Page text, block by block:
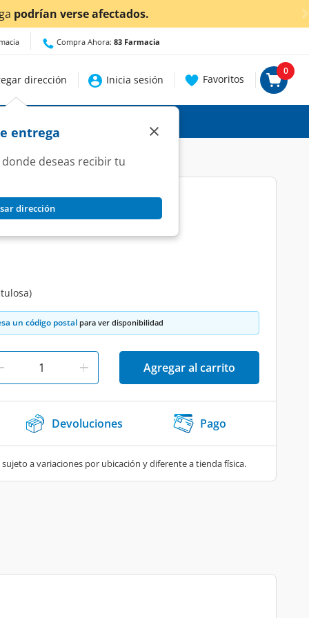
¡Ahora también en Aguascalientes!
Compra Ahora: 83 Farmacia
dirección
entrega
deseas recibir tu
dirección
×
Inicia sesión Favoritos
0
ml.
un código postal para ver disponibilidad
Agregar al carrito
Devoluciones Pago
a variaciones por ubicación y diferente a tienda física.